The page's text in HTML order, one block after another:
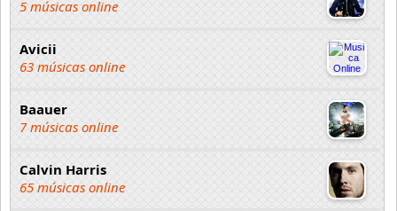
5 músicas online
Avicii
63 músicas online
Baauer
7 músicas online
Calvin Harris
65 músicas online